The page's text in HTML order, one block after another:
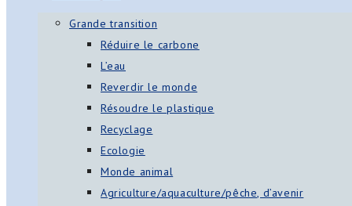
Grande transition
Réduire le carbone
L’eau
Reverdir le monde
Résoudre le plastique
Recyclage
Ecologie
Monde animal
Agriculture/aquaculture/pêche, d’avenir